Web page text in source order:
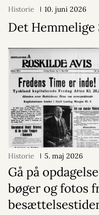
Historie 10. juni 2026
Det
Historie 5. maj 2026
Gå på
bøger og fotos